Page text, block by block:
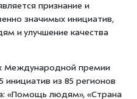
признание и
значимых инициатив,
и улучшение качества
Международной премии
инициатив из 85 регионов
«Помощь людям», «Страна